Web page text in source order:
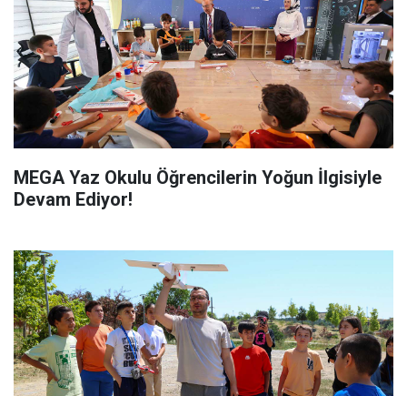
MEGA Yaz Okulu Öğrencilerin Yoğun İlgisiyle
Devam Ediyor!